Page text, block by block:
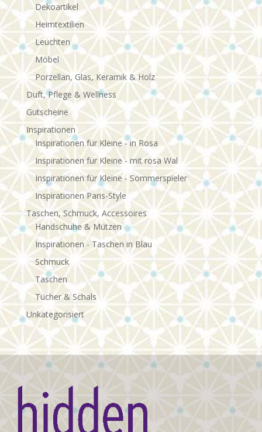
Dekoartikel
Heimtextilien
Leuchten
Möbel
Porzellan, Glas, Keramik & Holz
Duft, Pflege & Wellness
Gutscheine
Inspirationen
Inspirationen für Kleine - in Rosa
Inspirationen für Kleine - mit rosa Wal
Inspirationen für Kleine - Sommerspieler
Inspirationen Paris-Style
Taschen, Schmuck, Accessoires
Handschuhe & Mützen
Inspirationen - Taschen in Blau
Schmuck
Taschen
Tücher & Schals
Unkategorisiert